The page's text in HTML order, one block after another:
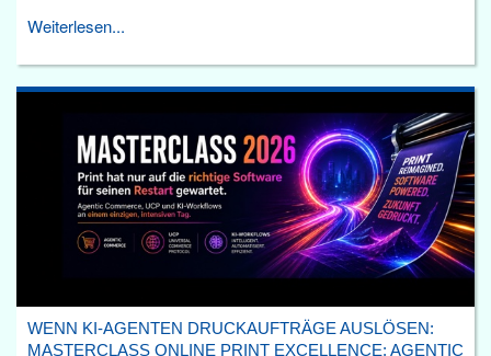
Weiterlesen...
WENN KI-AGENTEN DRUCKAUFTRÄGE AUSLÖSEN:
MASTERCLASS ONLINE PRINT EXCELLENCE: AGENTIC